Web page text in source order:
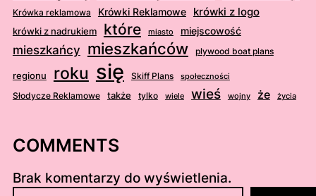
Krówka reklamowa Krówki Reklamowe krówki z logo
krówki z nadrukiem które miasto miejscowość
mieszkańcy mieszkańców plywood boat plans
regionu roku się Skiff Plans społeczności
Słodycze Reklamowe także tylko wiele wieś wojny że życia
COMMENTS
Brak komentarzy do wyświetlenia.